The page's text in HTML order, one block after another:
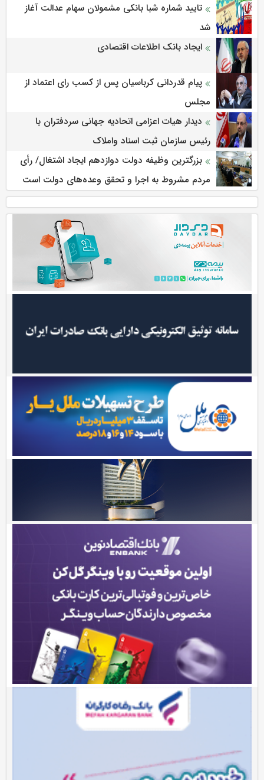
تایید شماره شبا بانکی مشمولان سهام عدالت آغاز
شد
ایجاد بانک اطلاعات اقتصادی
پیام قدردانی کرباسیان پس از کسب رای اعتماد از
مجلس
دیدار هیات اعزامی اتحادیه جهانی سردفتران با
رئیس سازمان ثبت اسناد واملاک
بزرگترین وظیفه دولت دوازدهم ایجاد اشتغال/ رأی
مردم مشروط به اجرا و تحقق وعده‌های دولت است